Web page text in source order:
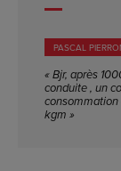
PASCAL
« Bjr, après
conduite , un
consommation
kgm »